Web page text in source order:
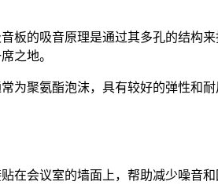
板的吸音原理是通过其多孔的结构
之地。
为聚氨酯泡沫，具有较好的弹性和
在会议室的墙面上，帮助减少噪音